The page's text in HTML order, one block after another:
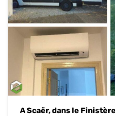
A Scaër, dans le